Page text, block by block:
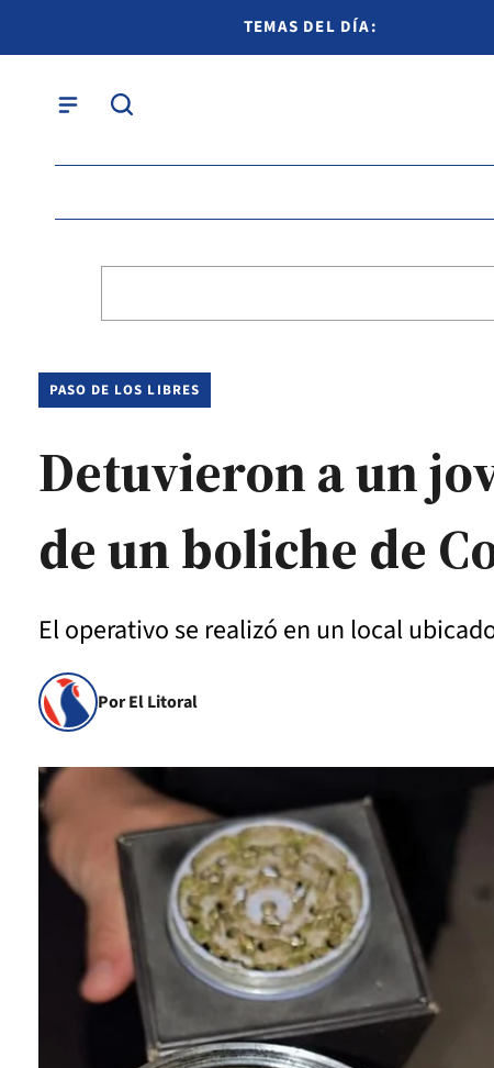
TEMAS DEL DÍA:
PASO DE LOS LIBRES
Detuvieron a un
de un boliche de
El operativo se realizó en un local
Por El Litoral